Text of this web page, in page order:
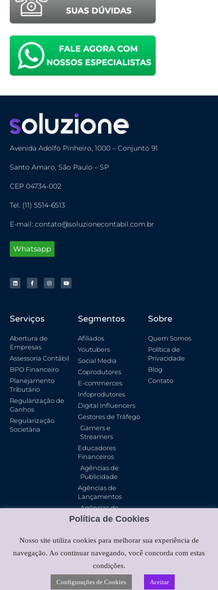
Avenida Adolfo Pinheiro, 1000 – Conjunto 91
Santo Amaro, São Paulo – SP
CEP 04734-002
Tel. (11) 5514-6513
E-mail: contato@soluzionecontabil.com.br
Whatsapp
Serviços
Abertura de
Empresas
Assessoria Contábil
BPO Financeiro
Planejamento
Tributário
Regularização de
Ganhos
Regularização
Societária
Segmentos
Afiliados
Youtubers
Social Media
Coprodutores
E-commerces
Infoprodutores
Digital Influencers
Gestores de Tráfego
Gamers e
Streamers
Educadores
Financeiros
Agências de
Publicidade
Agências de
Lançamentos
Agências de
Marketing Digital
Sobre
Quem Somos
Política de
Privacidade
Blog
Contato
Política De Privacidade
Política de Cookies
Nosso site utiliza cookies para melhorar sua experiência de
navegação. Ao continuar navegando, você concorda com estas
condições.
Configurações de Cookies Aceitar